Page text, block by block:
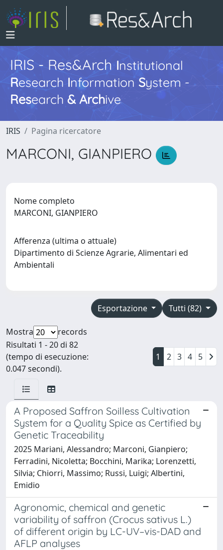
IRIS - Res&ArchInstitutional
Research InformationSystem -
Research & Archive
IRIS Pagina ricercatore
MARCONI, GIANPIERO
Nome completo
MARCONI, GIANPIERO
Afferenza (ultima o attuale)
Dipartimento di Scienze Agrarie, Alimentari ed
Ambientali
Tutti (82)
Esportazione
Mostra
records
Risultati 1 - 20 di 82
(tempo di esecuzione:
0.047 secondi).
1 2 3 4 5
A Proposed Saffron Soilless Cultivation
System for a Quality Spice as Certified by
Genetic Traceability
2025 Mariani, Alessandro; Marconi, Gianpiero;
Ferradini, Nicoletta; Bocchini, Marika; Lorenzetti,
Silvia; Chiorri, Massimo; Russi, Luigi; Albertini,
Emidio
Agronomic, chemical and genetic
variability of saffron (Crocus sativus L.)
of different origin by LC-UV–vis-DAD and
AFLP analyses